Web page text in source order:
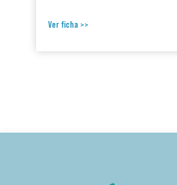
Ver ficha >>